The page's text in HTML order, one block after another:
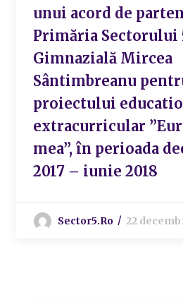
unui acord de
Primăria Sectorului
Gimnazială Mircea
Sântimbreanu
proiectului
extracurricular
mea”, în perioada
2017 – iunie 2018
Sector5.ro 22